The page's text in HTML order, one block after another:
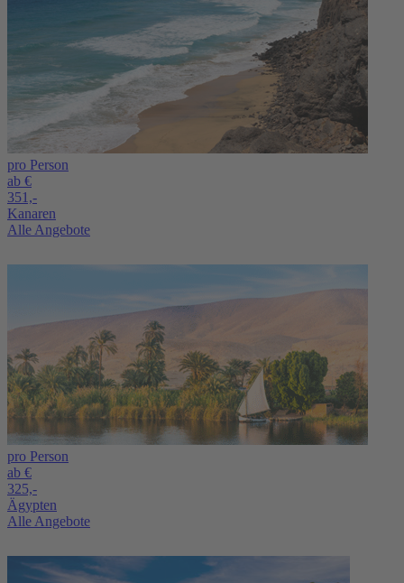
pro Person
ab €
351,-
Kanaren
Alle Angebote
pro Person
ab €
325,-
Ägypten
Alle Angebote